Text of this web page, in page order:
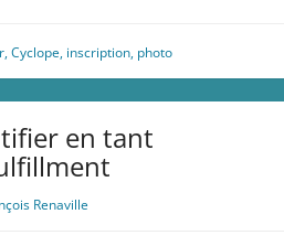
,Cyclope, inscription, photo
en tant
Renaville